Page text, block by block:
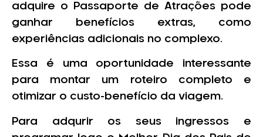
adquire o Passaporte de Atrações pode
ganhar benefícios extras, como
experiências adicionais no complexo.
Essa é uma oportunidade interessante
para montar um roteiro completo e
otimizar o custo-benefício da viagem.
Para adqurir os seus ingressos e